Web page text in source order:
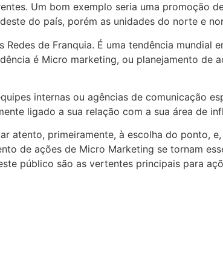
Um bom exemplo seria uma promoção
do país, porém as unidades do norte e
de Franquia. É uma tendência
é Micro marketing, ou planejamento de
internas ou agências de comunicação
ligado a sua relação com a sua área de
atento, primeiramente, à escolha do ponto,
de ações de Micro Marketing se tornam
público são as vertentes principais para